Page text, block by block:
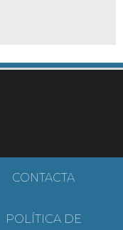
CONTACTA
POLÍTICA DE